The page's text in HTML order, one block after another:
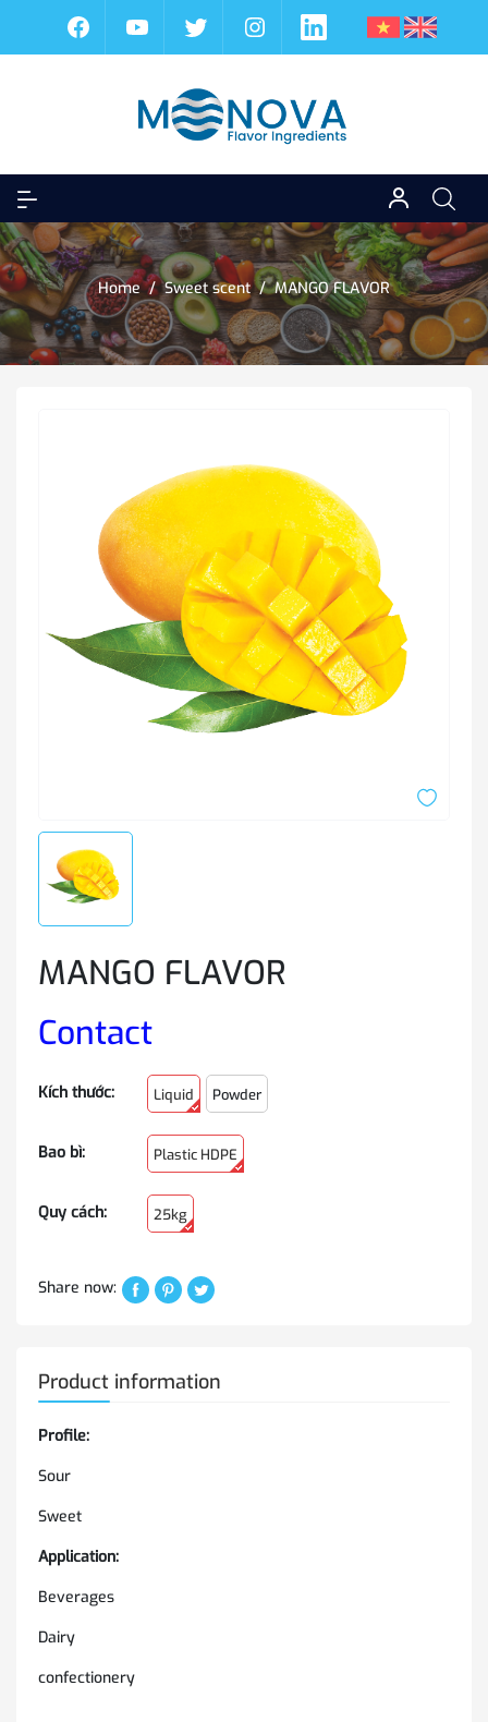
Home / Sweet scent / MANGO FLAVOR
MANGO FLAVOR
Contact
Kích thước: Liquid Powder
Bao bì: Plastic HDPE
Quy cách: 25kg
Share now:
Product information
Profile:
Sour
Sweet
Application:
Beverages
Dairy
confectionery